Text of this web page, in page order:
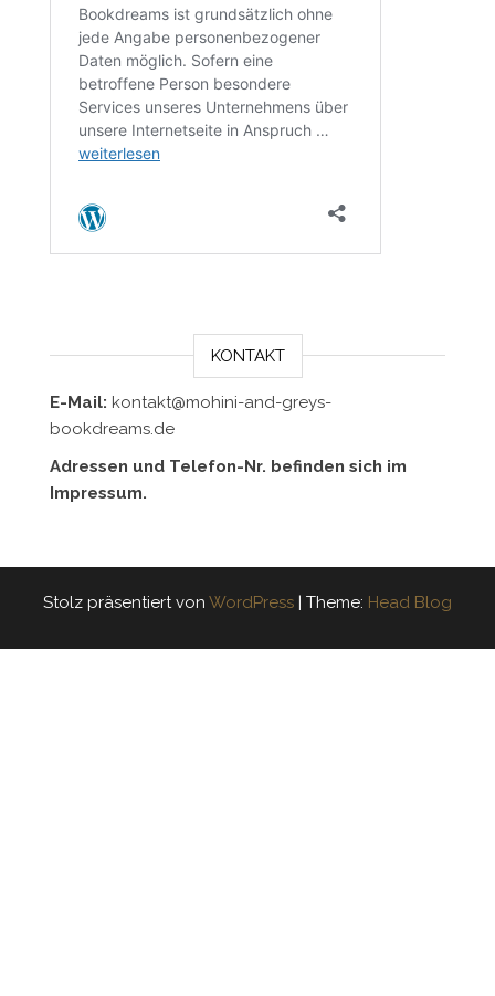
KONTAKT
E-Mail: kontakt@mohini-and-greys-
bookdreams.de
Adressen und Telefon-Nr. befinden sich im
Impressum.
Stolz präsentiert von WordPress | Theme: Head Blog